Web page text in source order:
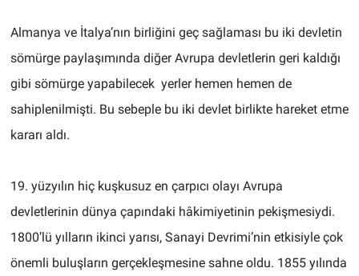
Almanya ve İtalya’nın birliğini geç sağlaması bu iki devletin
sömürge paylaşımında diğer Avrupa devletlerin geri kaldığı
gibi sömürge yapabilecek yerler hemen hemen de
sahiplenilmişti. Bu sebeple bu iki devlet birlikte hareket etme
kararı aldı.
19. yüzyılın hiç kuşkusuz en çarpıcı olayı Avrupa
devletlerinin dünya çapındaki hâkimiyetinin pekişmesiydi.
1800’lü yılların ikinci yarısı, Sanayi Devrimi’nin etkisiyle çok
önemli buluşların gerçekleşmesine sahne oldu. 1855 yılında